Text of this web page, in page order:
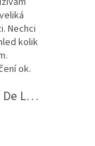
Nechci
kolik
ok.
Priessnitz Kloubní mazání De Luxe, 200ml